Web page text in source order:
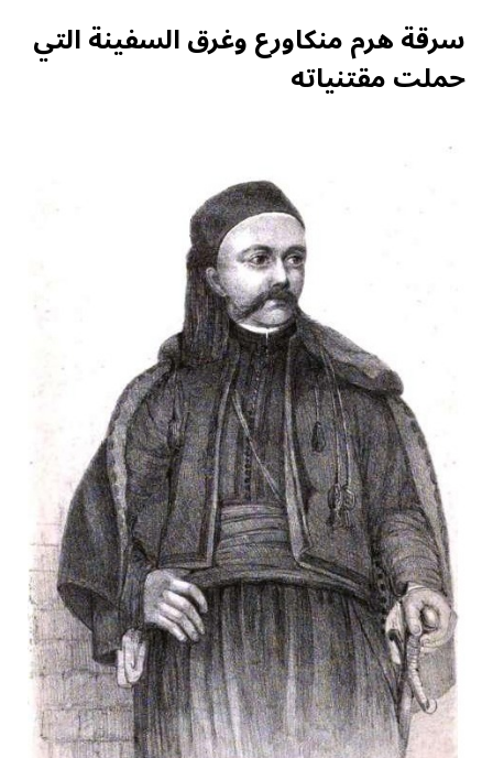
سرقة هرم منكاورع وغرق السفينة التي
حملت مقتنياته